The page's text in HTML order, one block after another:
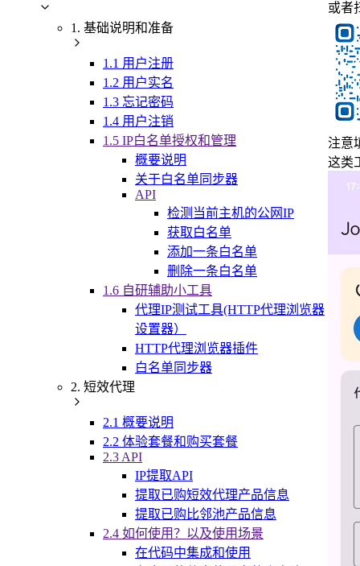
1. 基础说明和准备
1.1 用户注册
1.2 用户实名
1.3 忘记密码
1.4 用户注销
1.5 IP白名单授权和管理
概要说明
关于白名单同步器
API
检测当前主机的公网IP
获取白名单
添加一条白名单
删除一条白名单
1.6 自研辅助小工具
代理IP测试工具(HTTP代理浏览器
设置器）
HTTP代理浏览器插件
白名单同步器
2. 短效代理
2.1 概要说明
2.2 体验套餐和购买套餐
2.3 API
IP提取API
提取已购短效代理产品信息
提取已购比邻池产品信息
2.4 如何使用？以及使用场景
在代码中集成和使用
或者
注意
这类